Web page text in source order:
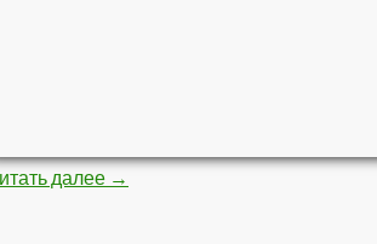
далее Блондинка в сети (30 HQ фото)
→